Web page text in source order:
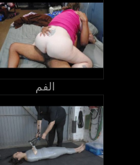
الفم